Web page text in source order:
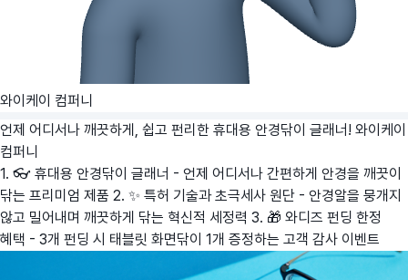
와이케이 컴퍼니
언제 어디서나 깨끗하게, 쉽고 펀리한 휴대용 안경닦이 글래너! 와이케이
컴퍼니
1. 👓 휴대용 안경닦이 글래너 - 언제 어디서나 간편하게 안경을 깨끗이
닦는 프리미엄 제품 2. ✨ 특허 기술과 초극세사 원단 - 안경알을 뭉개지
않고 밀어내며 깨끗하게 닦는 혁신적 세정력 3. 🎁 와디즈 펀딩 한정
혜택 - 3개 펀딩 시 태블릿 화면닦이 1개 증정하는 고객 감사 이벤트